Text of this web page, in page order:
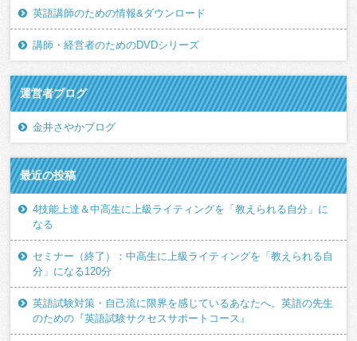
英語講師のための情報&ダウンロード
講師・経営者のためのDVDシリーズ
運営者ブログ
金井さやかブログ
最近の投稿
4技能上達＆中高生に上級ライティングを「教えられる自分」に
なる
セミナー（終了）：中高生に上級ライティングを「教えられる自
分」になる120分
英語試験対策・自己流に限界を感じているあなたへ。英語の先生
のための『英語試験サクセスサポートコース』